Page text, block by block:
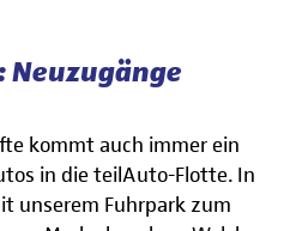
Neuzugänge
kommt auch immer ein
in die teilAuto-Flotte. In
unserem Fuhrpark zum